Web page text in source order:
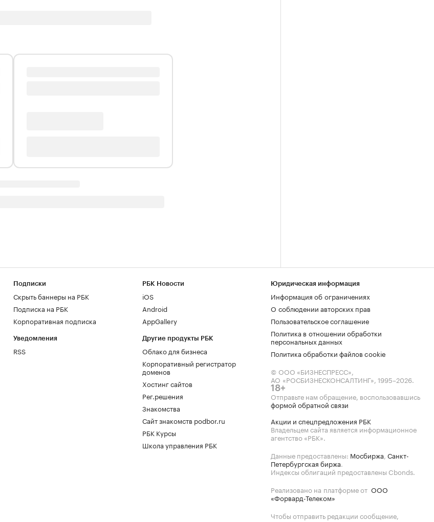
Подписки
Скрыть баннеры на РБК
Подписка на РБК
Корпоративная подписка
Уведомления
RSS
РБК Новости
iOS
Android
AppGallery
Другие продукты РБК
Облако для бизнеса
Корпоративный регистратор
доменов
Хостинг сайтов
Рег.решения
Знакомства
Сайт знакомств podbor.ru
РБК Курсы
Школа управления РБК
Юридическая информация
Информация об ограничениях
О соблюдении авторских прав
Пользовательское соглашение
Политика в отношении обработки
персональных данных
Политика обработки файлов cookie
© ООО «БИЗНЕСПРЕСС»,
АО «РОСБИЗНЕСКОНСАЛТИНГ», 1995–2026.
18+
Отправьте нам обращение, воспользовавшись
формой обратной связи
Акции и спецпредложения РБК
Владельцем сайта является информационное
агентство «РБК».
Данные предоставлены: Мосбиржа, Санкт-
Петербургская биржа.
Индексы облигаций предоставлены Cbonds.
Реализовано на платформе от ООО
«Форвард-Телеком»
Чтобы отправить редакции сообщение,